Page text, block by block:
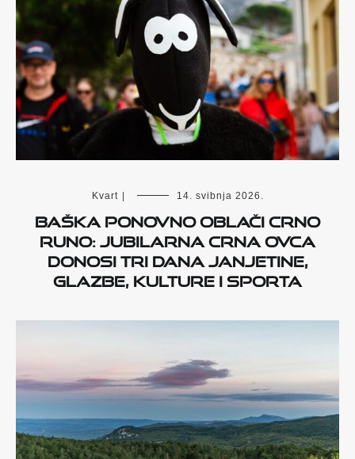
Kvart 14. svibnja 2026.
Baška ponovno oblači crno
runo: jubilarna Crna ovca
donosi tri dana janjetine,
glazbe, kulture i sporta